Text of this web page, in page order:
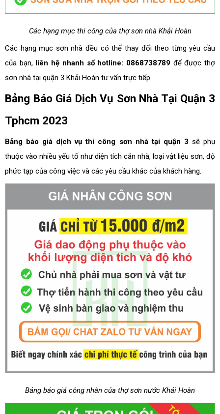
Các hạng mục thi công của thợ sơn nhà Khải Hoàn
Các hạng mục sơn nhà đều có thể thay đổi theo từng yêu cầu
của bạn, liên hệ nhanh số hotline: 0868738789để được thợ
sơn nhà tại quận 3 Khải Hoàn tư vấn trực tiếp.
Bảng Báo Giá Dịch Vụ Sơn Nhà Tại Quận 3
Tphcm 2023
Bảng báo giá dịch vụ thi công sơn nhà tại quận 3 sẽ phụ
thuộc vào nhiều yếu tố như diện tích căn nhà, loại vật liệu sơn, độ
phức tạp của công việc và các yêu cầu khác của khách hàng.
Bảng báo giá công nhân của thợ sơn nước Khải Hoàn